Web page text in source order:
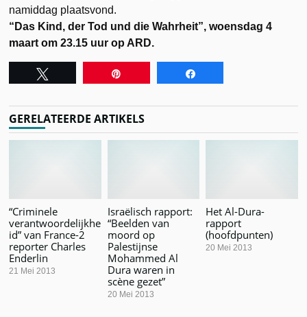
namiddag plaatsvond.
“Das Kind, der Tod und die Wahrheit”, woensdag 4
maart om 23.15 uur op ARD.
GERELATEERDE ARTIKELS
“Criminele
verantwoordelijkhe
id” van France-2
reporter Charles
Enderlin
21 Mei 2013
Israëlisch rapport:
“Beelden van
moord op
Palestijnse
Mohammed Al
Dura waren in
scène gezet”
20 Mei 2013
Het Al-Dura-
rapport
(hoofdpunten)
20 Mei 2013